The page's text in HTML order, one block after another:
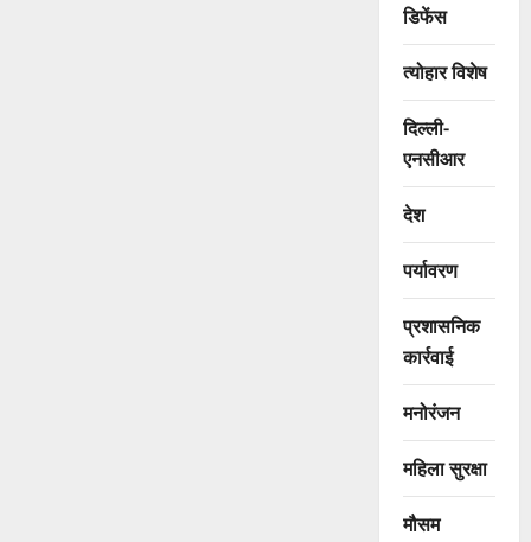
डिफेंस
त्योहार विशेष
दिल्ली-
एनसीआर
देश
पर्यावरण
प्रशासनिक
कार्रवाई
मनोरंजन
महिला सुरक्षा
मौसम